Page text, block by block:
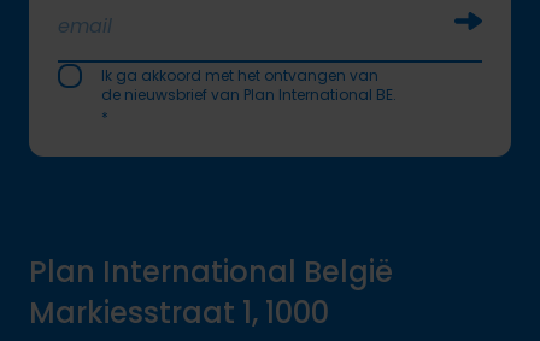
Ik ga akkoord met het ontvangen van
de nieuwsbrief van Plan International BE.
*
Plan International België
Markiesstraat 1, 1000